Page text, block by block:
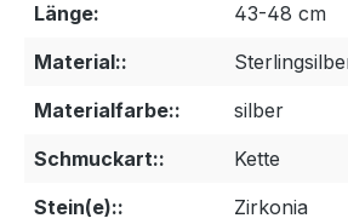
Länge:
43-48 cm
Material::
Materialfarbe::
silber
Schmuckart::
Kette
Stein(e)::
Zirkonia